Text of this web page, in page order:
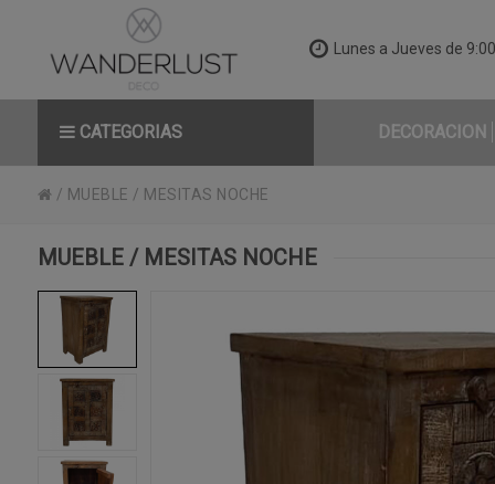
Lunes a Jueves de
CATEGORIAS DECORACION
/ MUEBLE / MESITAS NOCHE
MUEBLE / MESITAS NOCHE